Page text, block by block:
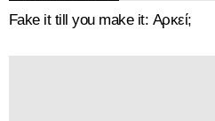
Fake it till you make it: Αρκεί;